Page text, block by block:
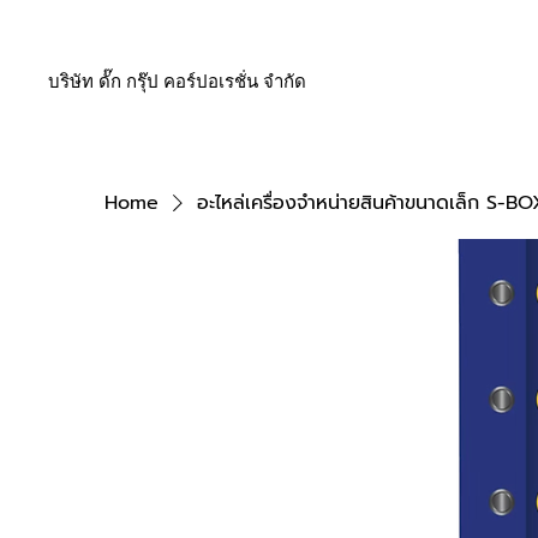
บริษัท ดั๊ก กรุ๊ป คอร์ปอเรชั่น จำกัด
Home อะไหล่เครื่องจำหน่ายสินค้าขนาดเล็ก S-